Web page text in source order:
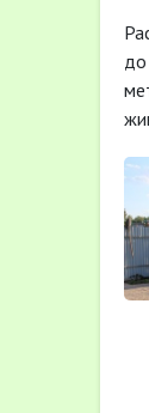
до